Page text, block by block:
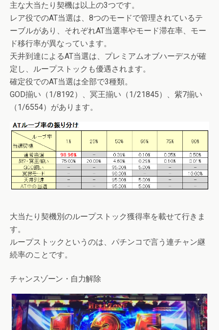
主な大当たり契機は以上の3つです。
レア役でのAT当選は、8つのモードで管理されているテ
ーブルがあり、それぞれAT当選率やモード滞在率、モー
ド移行率が異なっています。
天井到達によるAT当選は、プレミアムオブハーデスが確
定し、ループストックも優遇されます。
確定役でのAT当選は全部で3種類。
GOD揃い（1/8192）、冥王揃い（1/21845）、紫7揃い
（1/6554）があります。
大当たり契機別のループストック獲得率を載せて行きま
す。
ループストックというのは、パチンコで言う連チャン継
続率のことです。
チャンスゾーン・自力解除